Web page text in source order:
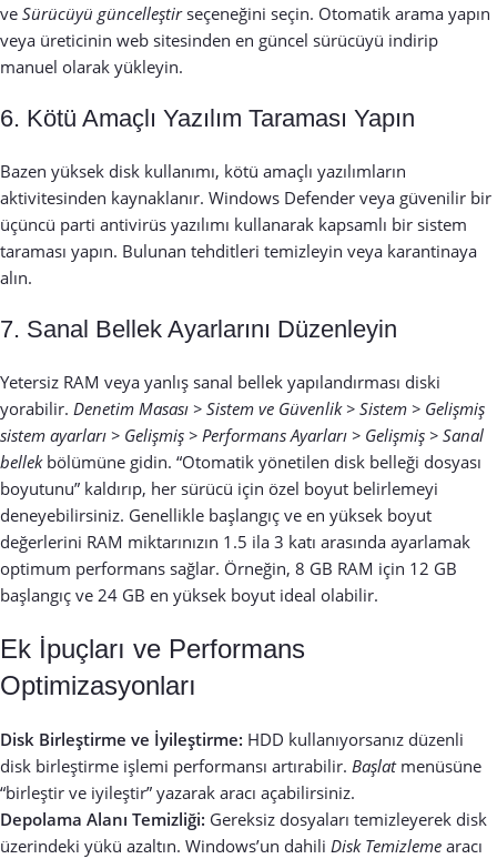
ve Sürücüyü güncelleştirseçeneğini seçin. Otomatik arama yapın
veya üreticinin web sitesinden en güncel sürücüyü indirip
manuel olarak yükleyin.
6. Kötü Amaçlı Yazılım Taraması Yapın
Bazen yüksek disk kullanımı, kötü amaçlı yazılımların
aktivitesinden kaynaklanır. Windows Defender veya güvenilir bir
üçüncü parti antivirüs yazılımı kullanarak kapsamlı bir sistem
taraması yapın. Bulunan tehditleri temizleyin veya karantinaya
alın.
7. Sanal Bellek Ayarlarını Düzenleyin
Yetersiz RAM veya yanlış sanal bellek yapılandırması diski
yorabilir. Denetim Masası > Sistem ve Güvenlik > Sistem > Gelişmiş
sistem ayarları > Gelişmiş > Performans Ayarları > Gelişmiş > Sanal
bellekbölümüne gidin. “Otomatik yönetilen disk belleği dosyası
boyutunu” kaldırıp, her sürücü için özel boyut belirlemeyi
deneyebilirsiniz. Genellikle başlangıç ve en yüksek boyut
değerlerini RAM miktarınızın 1.5 ila 3 katı arasında ayarlamak
optimum performans sağlar. Örneğin, 8 GB RAM için 12 GB
başlangıç ve 24 GB en yüksek boyut ideal olabilir.
Ek İpuçları ve Performans
Optimizasyonları
Disk Birleştirme ve İyileştirme: HDD kullanıyorsanız düzenli
disk birleştirme işlemi performansı artırabilir. Başlatmenüsüne
“birleştir ve iyileştir” yazarak aracı açabilirsiniz.
Depolama Alanı Temizliği: Gereksiz dosyaları temizleyerek disk
üzerindeki yükü azaltın. Windows’un dahili Disk Temizleme aracı